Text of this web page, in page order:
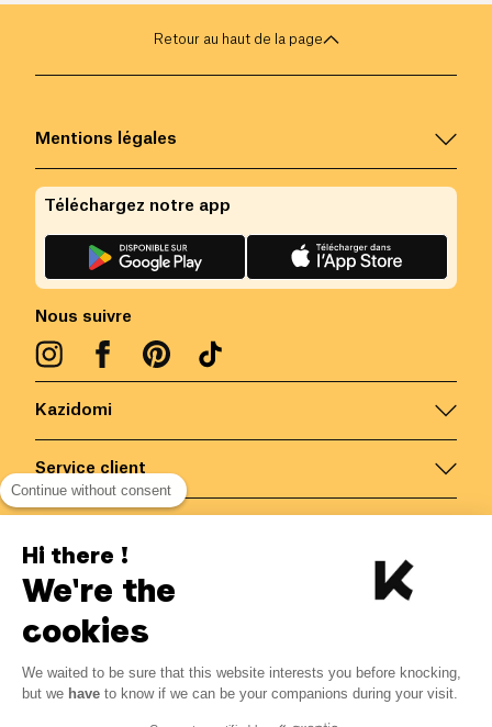
Retour au haut de la page
Kazidomi
Service client
Mentions légales
Nous suivre
Téléchargez notre app
Belgique/FR
Continue without consent
Hi there !
We're the
cookies
We waited to be sure that this website interests you before knocking,
but we have to know if we can be your companions during your visit.